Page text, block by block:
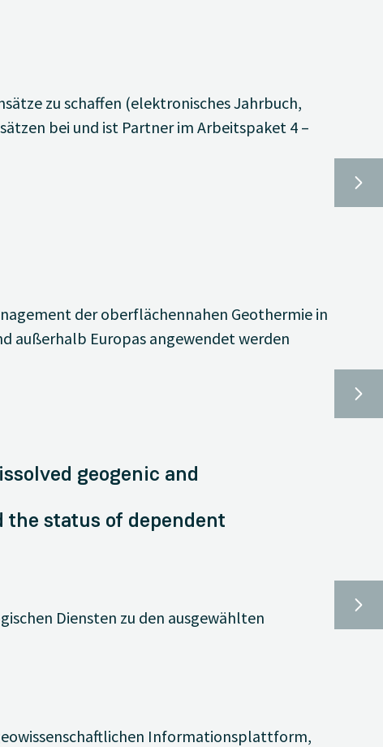
zu schaffen (elektronisches Jahrbuch,
bei und ist Partner im Arbeitspaket 4 –
der oberflächennahen Geothermie in
außerhalb Europas angewendet werden
geogenic and
status of dependent
Diensten zu den ausgewählten
Informationsplattform,